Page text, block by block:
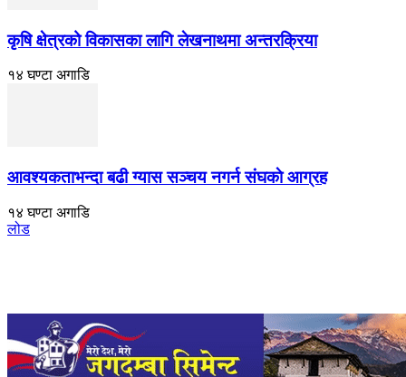
कृषि क्षेत्रको विकासका लागि लेखनाथमा अन्तरक्रिया
१४ घण्टा अगाडि
आवश्यकताभन्दा बढी ग्यास सञ्चय नगर्न संघकाे आग्रह
१४ घण्टा अगाडि
लोड